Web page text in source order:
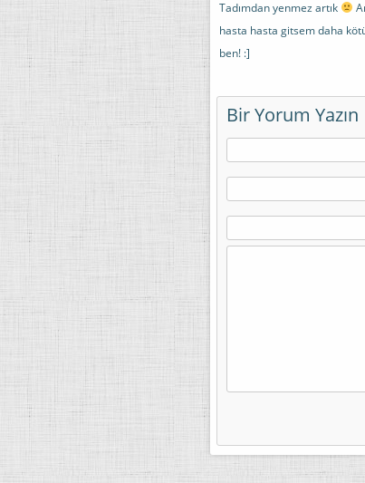
Tadımdan yenmez artık
hasta hasta gitsem daha
ben! :]
Bir Yorum Yazın